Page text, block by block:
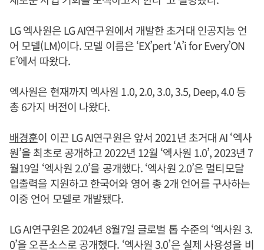
LG 엑사원은 LG AI연구원에서 개발한 초거대 인공지능 언
어 모델(LM)이다. 모델 이름은 ‘EX’pert ‘A’i for Every’ON
E’에서 따왔다.
엑사원은 현재까지 엑사원 1.0, 2.0, 3.0, 3.5, Deep, 4.0 등
총 6가지 버전이 나왔다.
배경훈이 이끈 LG AI연구원은 앞서 2021년 초거대 AI ‘엑사
원’을 최초로 공개하고 2022년 12월 ‘엑사원 1.0’, 2023년 7
월19일 ‘엑사원 2.0’을 공개했다. ‘엑사원 2.0’은 멀티모달
입출력을 지원하고 한국어와 영어 총 2개 언어를 구사하는
이중 언어 모델로 개발됐다.
LG AI연구원은 2024년 8월7일 글로벌 톱 수준의 ‘엑사원 3.
0’을 오픈소스로 공개했다. ‘엑사원 3.0’은 실제 사용성을 비